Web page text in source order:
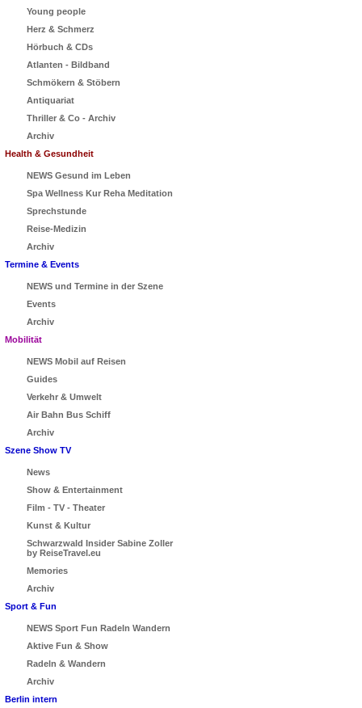
Young people
Herz & Schmerz
Hörbuch & CDs
Atlanten - Bildband
Schmökern & Stöbern
Antiquariat
Thriller & Co - Archiv
Archiv
Health & Gesundheit
NEWS Gesund im Leben
Spa Wellness Kur Reha Meditation
Sprechstunde
Reise-Medizin
Archiv
Termine & Events
NEWS und Termine in der Szene
Events
Archiv
Mobilität
NEWS Mobil auf Reisen
Guides
Verkehr & Umwelt
Air Bahn Bus Schiff
Archiv
Szene Show TV
News
Show & Entertainment
Film - TV - Theater
Kunst & Kultur
Schwarzwald Insider Sabine Zoller
by ReiseTravel.eu
Memories
Archiv
Sport & Fun
NEWS Sport Fun Radeln Wandern
Aktive Fun & Show
Radeln & Wandern
Archiv
Berlin intern